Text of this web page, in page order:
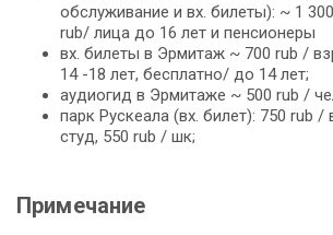
обслуживание и вх. билеты): ~ 1
rub/ лица до 16 лет и пенсионеры
вх. билеты в Эрмитаж ~ 700 rub /
14 -18 лет, бесплатно/ до 14 лет;
аудиогид в Эрмитаже ~ 500 rub /
парк Рускеала (вх. билет): 750 rub /
студ, 550 rub / шк;
Примечание